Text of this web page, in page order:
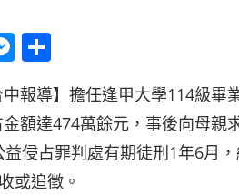
Messenger
享
中報導】擔任逢甲大學114級
額達474萬餘元，事後向母
侵占罪判處有期徒刑1年6月
或追徵。